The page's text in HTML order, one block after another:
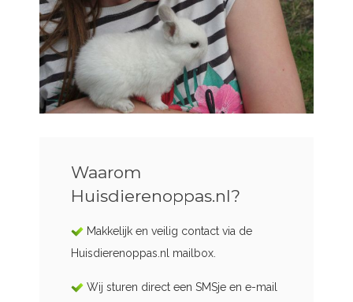
Waarom
Huisdierenoppas.nl?
Makkelijk en veilig contact via de
Huisdierenoppas.nl mailbox.
Wij sturen direct een SMSje en e-mail